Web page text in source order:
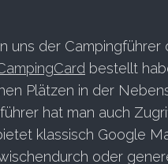
uns der Campingführer
bestellt
Plätzen in der
hat man auch
klassisch Google
oder